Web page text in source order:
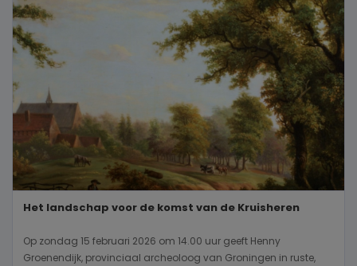
Het landschap voor de komst van de Kruisheren
Op zondag 15 februari 2026 om 14.00 uur geeft Henny
Groenendijk, provinciaal archeoloog van Groningen in ruste,